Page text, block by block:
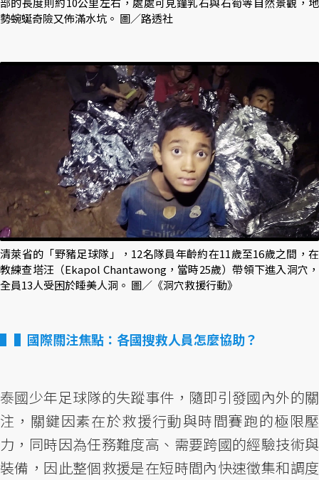
勢蜿蜒奇險又佈滿水坑。 圖／路透社
清萊省的「野豬足球隊」，12名隊員年齡約在11歲至16歲之間，在
教練查塔汪（Ekapol Chantawong，當時25歲）帶領下進入洞穴，
全員13人受困於睡美人洞。 圖／《洞穴救援行動》
▌國際關注焦點：各國搜救人員怎麼協助？
泰國少年足球隊的失蹤事件，隨即引發國內外的關
注，關鍵因素在於救援行動與時間賽跑的極限壓
力，同時因為任務難度高、需要跨國的經驗技術與
裝備，因此整個救援是在短時間內快速徵集和調度